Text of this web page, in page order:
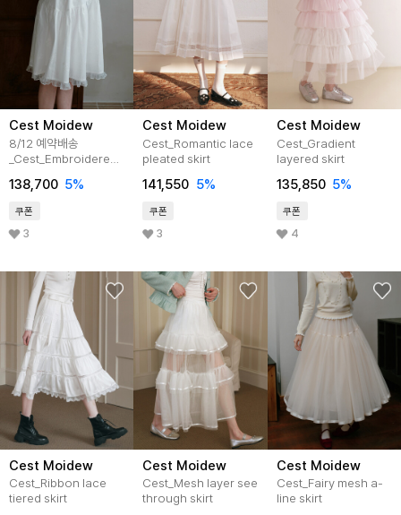
Cest Moidew
8/12 예약배송
_Cest_Embroidered
138,700 5%
쿠폰
3
Cest Moidew
Cest_Romantic lace
pleated skirt
141,550 5%
쿠폰
3
Cest Moidew
Cest_Gradient
layered skirt
135,850 5%
쿠폰
4
Cest Moidew
Cest_Ribbon lace
tiered skirt
Cest Moidew
Cest_Mesh layer see
through skirt
Cest Moidew
Cest_Fairy mesh a-
line skirt